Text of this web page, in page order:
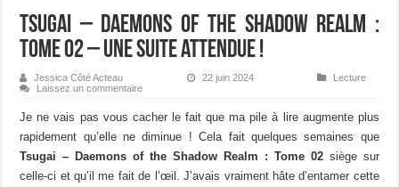
Tsugai – Daemons of the Shadow Realm :
Tome 02 – Une suite attendue !
Jessica Côté Acteau 22 juin 2024
Lecture
Laissez un commentaire
Je ne vais pas vous cacher le fait que ma pile à lire augmente plus
rapidement qu’elle ne diminue ! Cela fait quelques semaines que
Tsugai – Daemons of the Shadow Realm : Tome 02siège sur
celle-ci et qu’il me fait de l’œil. J’avais vraiment hâte d’entamer cette